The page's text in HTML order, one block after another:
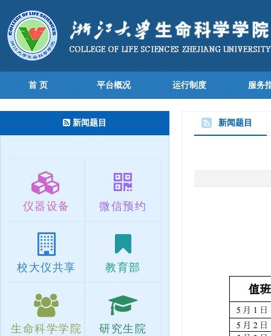
首 页 平台概况 运行制度 服务
新闻题目
仪器设备 微信预约
校大仪共享 教育部
生命科学学院 研究生院
新闻题目